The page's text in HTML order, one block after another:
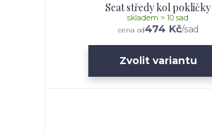
Seat středy kol pokličky
cena od474 Kč/sad
skladem > 10 sad
Zvolit variantu